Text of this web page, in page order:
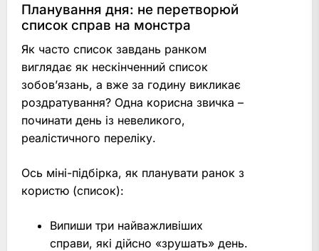
Планування дня: не перетворюй
список справ на монстра
Як часто список завдань ранком
виглядає як нескінченний список
зобов’язань, а вже за годину викликає
роздратування? Одна корисна звичка –
починати день із невеликого,
реалістичного переліку.
Ось міні-підбірка, як планувати ранок з
користю (список):
Випиши три найважливіших
справи, які дійсно «зрушать» день.